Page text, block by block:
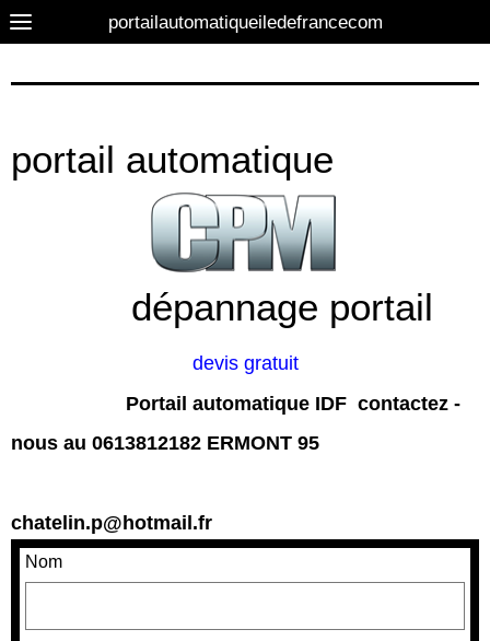
portailautomatiqueiledefrancecom
portail automatique
dépannage portail
devis gratuit
Portail automatique IDF contactez -
nous au 0613812182 ERMONT 95
chatelin.p@hotmail.fr
Nom